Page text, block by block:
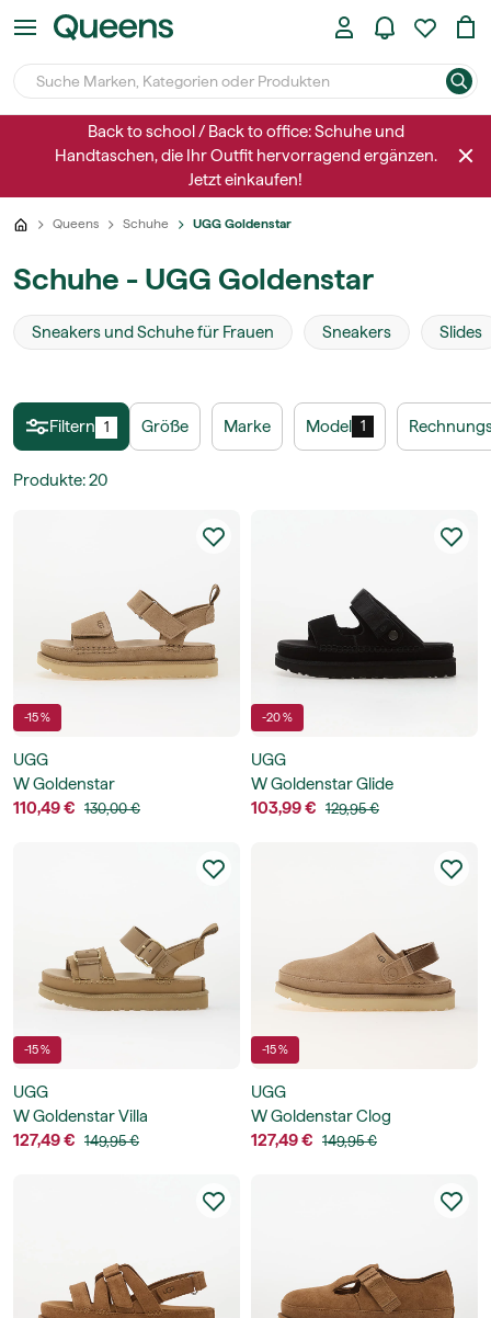
Back to school / Back to office: Schuhe und
Handtaschen, die Ihr Outfit hervorragend ergänzen.
Jetzt einkaufen!
Queens Schuhe UGG Goldenstar
Schuhe - UGG Goldenstar
Sneakers und Schuhe für Frauen Sneakers Slides
Filtern 1 Größe Marke Model 1
Produkte:20
-15 %
UGG
W Goldenstar
110,49 € 130,00 €
-20 %
UGG
W Goldenstar Glide
103,99 € 129,95 €
-15 %
UGG
W Goldenstar Villa
127,49 € 149,95 €
-15 %
UGG
W Goldenstar Clog
127,49 € 149,95 €